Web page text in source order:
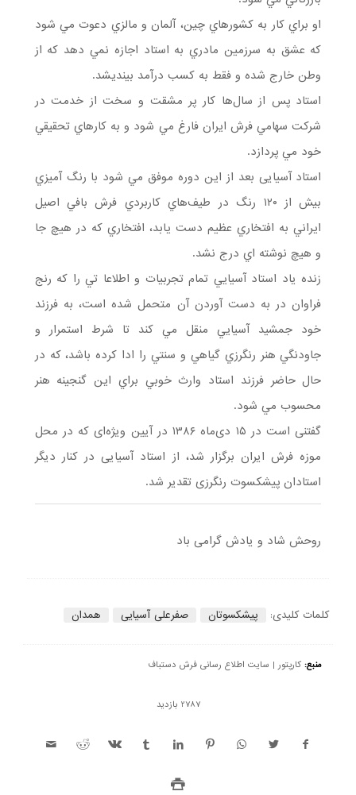
او براي كار به كشورهاي چين، آلمان و مالزي دعوت مي شود
كه عشق به سرزمين مادري به استاد اجازه نمي دهد كه از
وطن خارج شده و فقط به كسب درآمد بينديشد.
استاد پس از سال‌ها كار پر مشقت و سخت از خدمت در
شركت سهامي فرش ايران فارغ مي شود و به كارهاي تحقيقي
خود مي پردازد.
استاد آسیایی بعد از اين دوره موفق مي شود با رنگ آميزي
بيش از ۱۲۰ رنگ در طيف‌هاي كاربردي فرش بافي اصيل
ايراني به افتخاري عظيم دست يابد، افتخاري كه در هيچ جا
و هيچ نوشته اي درج نشد.
زنده یاد استاد آسيايي تمام تجربيات و اطلاعا تي را كه رنج
فراوان در به دست آوردن آن متحمل شده است، به فرزند
خود جمشيد آسيايي منقل مي كند تا شرط استمرار و
جاودنگي هنر رنگرزي گياهي و سنتي را ادا كرده باشد، كه در
حال حاضر فرزند استاد وارث خوبي براي اين گنجينه هنر
محسوب مي شود.
گفتنی است در ۱۵ دی‌ماه ۱۳۸۶ در آیین ویژه‌ای که در محل
موزه فرش ایران برگزار شد، از استاد آسیایی در کنار دیگر
استادان پیشکسوت رنگرزی تقدیر شد.
روحش شاد و یادش گرامی باد
کلمات کلیدی: پیشکسوتان صفرعلی آسیایی همدان
منبع: کارپتور | سایت اطلاع رسانی فرش دستباف
2787 بازدید